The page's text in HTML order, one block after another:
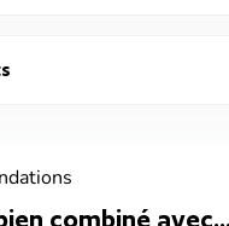
combiné avec...